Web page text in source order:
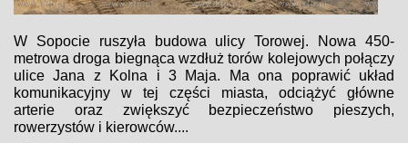
W Sopocie ruszyła budowa ulicy Torowej. Nowa 450-
metrowa droga biegnąca wzdłuż torów kolejowych połączy
ulice Jana z Kolna i 3 Maja. Ma ona poprawić układ
komunikacyjny w tej części miasta, odciążyć główne
arterie oraz zwiększyć bezpieczeństwo pieszych,
rowerzystów i kierowców....